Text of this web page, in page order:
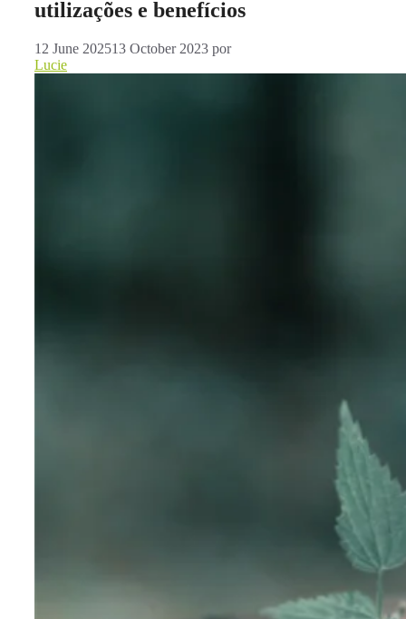
utilizações e benefícios
12 June 202513 October 2023 por
Lucie